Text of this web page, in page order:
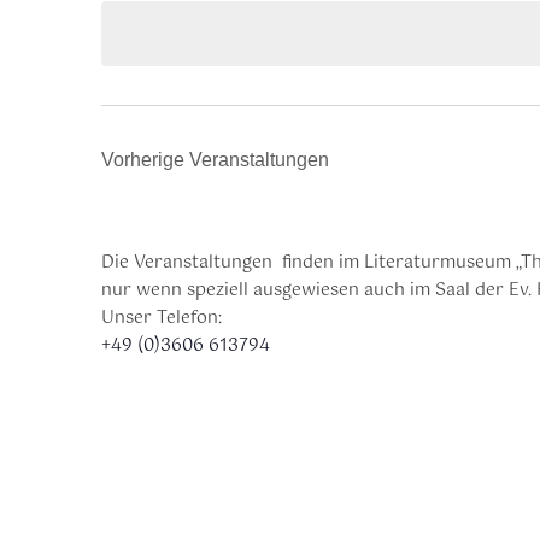
Vorherige Veranstaltungen
Die Veranstaltungen finden im Literaturmuseum
nur wenn speziell ausgewiesen auch im Saal der
Unser Telefon:
+49 (0)3606 613794